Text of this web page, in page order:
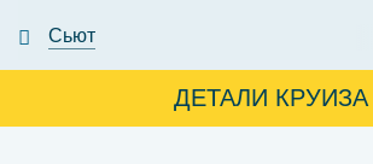
Сьют
ДЕТАЛИ КРУИЗА